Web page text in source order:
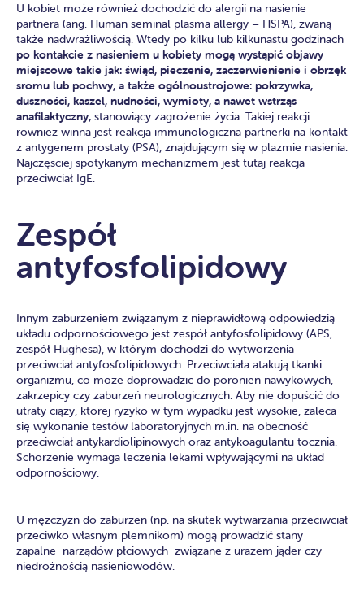
U kobiet może również dochodzić do alergii na nasienie
partnera (ang. Human seminal plasma allergy – HSPA), zwaną
także nadwrażliwością. Wtedy po kilku lub kilkunastu godzinach
po kontakcie z nasieniem u kobiety mogą wystąpić objawy
miejscowe takie jak: świąd, pieczenie, zaczerwienienie i obrzęk
sromu lub pochwy, a także ogólnoustrojowe: pokrzywka,
duszności, kaszel, nudności, wymioty, a nawet wstrząs
anafilaktyczny, stanowiący zagrożenie życia. Takiej reakcji
również winna jest reakcja immunologiczna partnerki na kontakt
z antygenem prostaty (PSA), znajdującym się w plazmie nasienia.
Najczęściej spotykanym mechanizmem jest tutaj reakcja
przeciwciał IgE.
Zespół
antyfosfolipidowy
Innym zaburzeniem związanym z nieprawidłową odpowiedzią
układu odpornościowego jest zespół antyfosfolipidowy (APS,
zespół Hughesa), w którym dochodzi do wytworzenia
przeciwciał antyfosfolipidowych. Przeciwciała atakują tkanki
organizmu, co może doprowadzić do poronień nawykowych,
zakrzepicy czy zaburzeń neurologicznych. Aby nie dopuścić do
utraty ciąży, której ryzyko w tym wypadku jest wysokie, zaleca
się wykonanie testów laboratoryjnych m.in. na obecność
przeciwciał antykardiolipinowych oraz antykoagulantu tocznia.
Schorzenie wymaga leczenia lekami wpływającymi na układ
odpornościowy.
U mężczyzn do zaburzeń (np. na skutek wytwarzania przeciwciał
przeciwko własnym plemnikom) mogą prowadzić stany
zapalne narządów płciowych związane z urazem jąder czy
niedrożnością nasieniowodów.